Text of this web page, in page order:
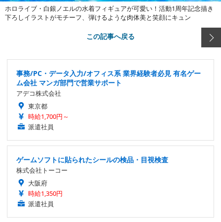
ホロライブ・白銀ノエルの水着フィギュアが可愛い！活動1周年記念描き
下ろしイラストがモチーフ、弾けるような肉体美と笑顔にキュン
この記事へ戻る
事務/PC・データ入力/オフィス系 業界経験者必見 有名ゲー
ム会社 マンガ部門で営業サポート
アデコ株式会社
東京都
時給1,700円～
派遣社員
ゲームソフトに貼られたシールの検品・目視検査
株式会社トーコー
大阪府
時給1,350円
派遣社員